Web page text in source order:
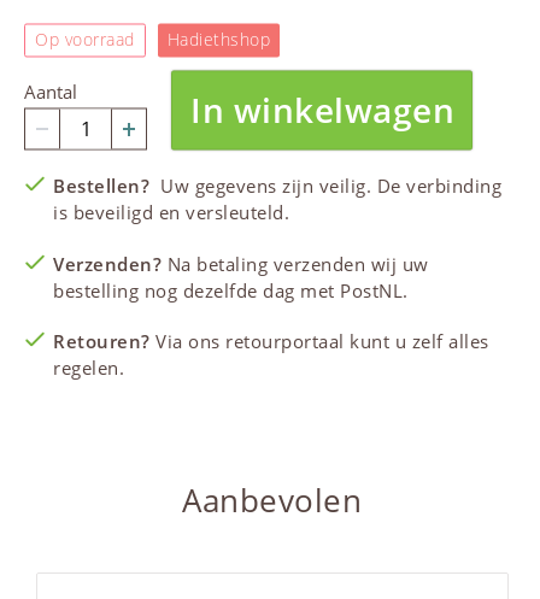
Op voorraad Hadiethshop
Aantal In winkelwagen
Bestellen? Uw gegevens zijn veilig. De verbinding
is beveiligd en versleuteld.
Verzenden? Na betaling verzenden wij uw
bestelling nog dezelfde dag met PostNL.
Retouren? Via ons retourportaal kunt u zelf alles
regelen.
Aanbevolen